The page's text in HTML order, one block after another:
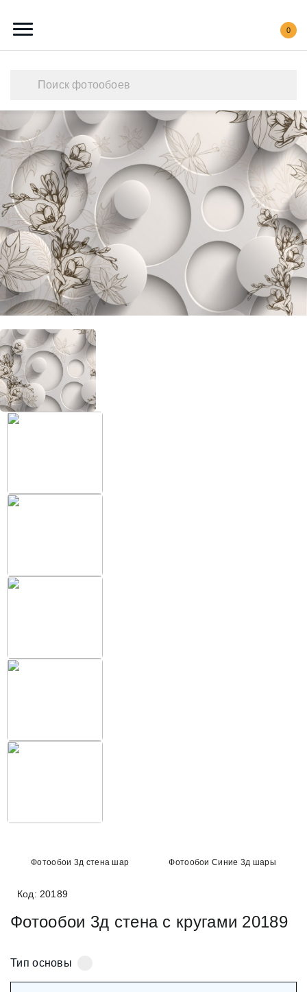
0
Каталог обоев
Наши работы
Создать свои фотообои
Акции
О нас
Контакты
+38 (097) 151 87 57
Избранное
Фотообои 3д стена шар Фотообои Синие 3д шары
Код: 20189
Фотообои 3д стена с кругами 20189
Тип основы